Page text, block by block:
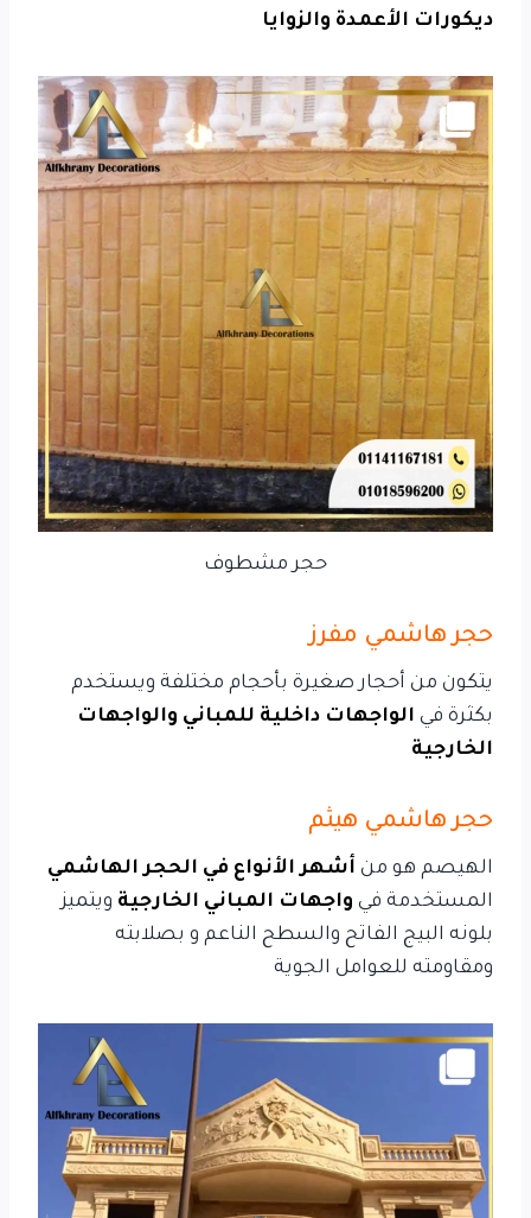
ديكورات الأعمدة والزوايا
حجر مشطوف
حجر هاشمي مفرز
يتكون من أحجار صغيرة بأحجام مختلفة ويستخدم
بكثرة في الواجهات داخلية للمباني والواجهات
الخارجية
حجر هاشمي هيثم
الهيصم هو من أشهر الأنواع في الحجر الهاشمي
المستخدمة في واجهات المباني الخارجية ويتميز
بلونه البيج الفاتح والسطح الناعم و بصلابته
ومقاومته للعوامل الجوية